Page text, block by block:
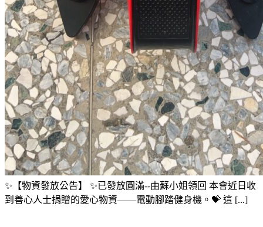
✨【物資發放公告】 ✨已發放圓滿--由蘇小姐領回 本會近日收
到善心人士捐贈的愛心物資——電動腳踏健身機。💝 這 [...]